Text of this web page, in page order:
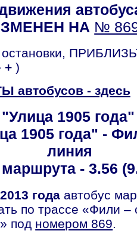
НА №
остановки,
+ )
автобусов - здесь
1905
1905 года" -
линия
- 3.56
годаавтобус
по трассе «Фили –
под номером 869.